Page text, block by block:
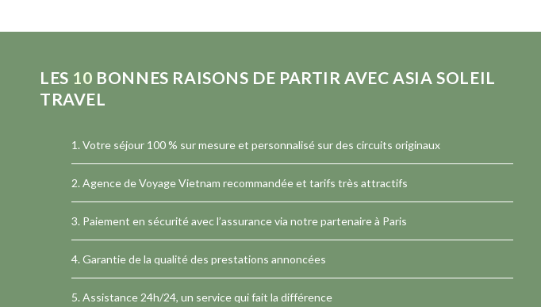
LES 10 BONNES RAISONS DE PARTIR AVEC ASIA SOLEIL
TRAVEL
1. Votre séjour 100 % sur mesure et personnalisé sur des circuits originaux
2. Agence de Voyage Vietnam recommandée et tarifs très attractifs
3. Paiement en sécurité avec l’assurance via notre partenaire à Paris
4. Garantie de la qualité des prestations annoncées
5. Assistance 24h/24, un service qui fait la différence